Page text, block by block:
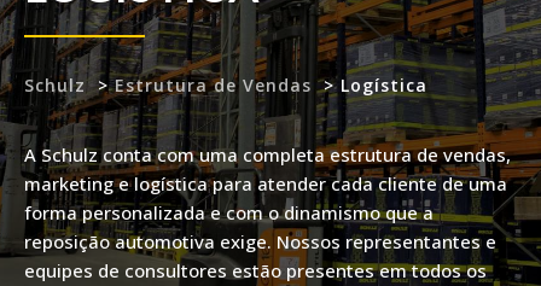
Schulz >Estrutura de Vendas > Logística
A Schulz conta com uma completa estrutura de vendas,
marketing e logísticapara atender cada cliente de uma
forma personalizada e com o dinamismo quea
reposição automotiva exige. Nossos representantes e
equipes de consultores estão presentes em todos os